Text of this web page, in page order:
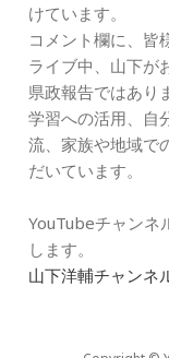
けています。
コメント欄に、皆
ライブ中、山下が
県政報告ではあり
学習への活用、自
流、家族や地域で
だいています。
YouTubeチャンネ
します。
山下洋輔チャン